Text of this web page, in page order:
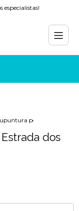
especialistas!
perto de mim
dos